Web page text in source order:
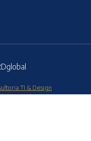
TI & Design